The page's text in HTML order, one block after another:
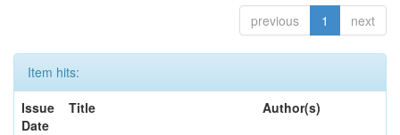
previous 1 next
Item hits:
Issue
Date
Title Author(s)